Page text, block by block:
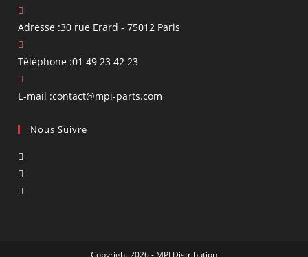
Adresse :30 rue Erard - 75012 Paris
Téléphone :01 49 23 42 23
E-mail :contact@mpi-parts.com
Nous Suivre
Copyright 2026 - MPI Distribution